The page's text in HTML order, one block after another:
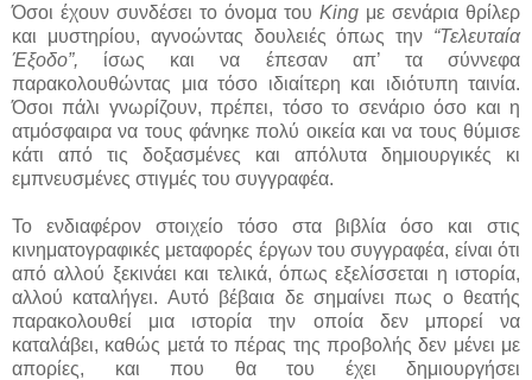
Όσοι έχουν συνδέσει το όνομα του King με σενάρια θρίλερ
και μυστηρίου, αγνοώντας δουλειές όπως την “Τελευταία
Έξοδο”, ίσως και να έπεσαν απ’ τα σύννεφα
παρακολουθώντας μια τόσο ιδιαίτερη και ιδιότυπη ταινία.
Όσοι πάλι γνωρίζουν, πρέπει, τόσο το σενάριο όσο και η
ατμόσφαιρα να τους φάνηκε πολύ οικεία και να τους θύμισε
κάτι από τις δοξασμένες και απόλυτα δημιουργικές κι
εμπνευσμένες στιγμές του συγγραφέα.
Το ενδιαφέρον στοιχείο τόσο στα βιβλία όσο και στις
κινηματογραφικές μεταφορές έργων του συγγραφέα, είναι ότι
από αλλού ξεκινάει και τελικά, όπως εξελίσσεται η ιστορία,
αλλού καταλήγει. Αυτό βέβαια δε σημαίνει πως ο θεατής
παρακολουθεί μια ιστορία την οποία δεν μπορεί να
καταλάβει, καθώς μετά το πέρας της προβολής δεν μένει με
απορίες, και που θα του έχει δημιουργήσει